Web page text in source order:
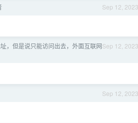
Sep 12, 2023
Sep 12, 2023
，但是说只能访问出去，外面互联网
Sep 12, 2023